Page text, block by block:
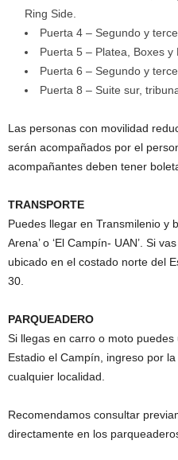
Ring Side.
Puerta 4 – Segundo y
Puerta 5 – Platea, Boxes y
Puerta 6 – Segundo y
Puerta 8 – Suite sur,
Las personas con movilidad
serán acompañados por el
acompañantes deben tener
TRANSPORTE
Puedes llegar en Transmilenio y
Arena’ o ‘El Campín- UAN’. Si
ubicado en el costado norte del
30.
PARQUEADERO
Si llegas en carro o moto
Estadio el Campín, ingreso por
cualquier localidad.
Recomendamos consultar
directamente en los